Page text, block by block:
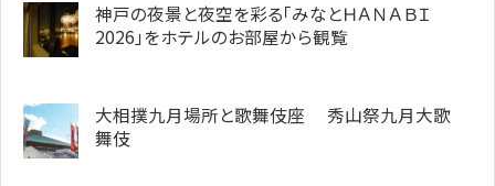
神戸の夜景と夜空を彩る「みなとＨＡＮＡＢＩ
2026」をホテルのお部屋から観覧
大相撲九月場所と歌舞伎座 秀山祭九月大歌
舞伎